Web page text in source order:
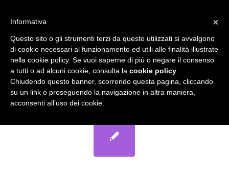
Il Blog del Garden Club di Bologna
accetta l'uso dei cookies previsto nella pagina dedicata.
Fai clic per abilitare/disabilitare il tracciamento di
Google Analytics.
OK Privacy e cookie policy
×
Informativa
Questo sito o gli strumenti terzi da questo utilizzati si avvalgono
di cookie necessari al funzionamento ed utili alle finalità illustrate
nella cookie policy. Se vuoi saperne di più o negare il consenso
a tutti o ad alcuni cookie, consulta la cookie policy
Chiudendo questo banner, scorrendo questa pagina, cliccando
su un link o proseguendo la navigazione in altra maniera,
acconsenti all’uso dei cookie.